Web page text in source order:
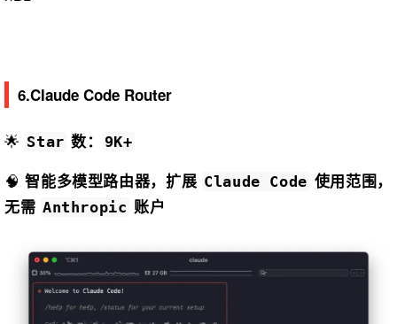
6.Claude Code Router
🌟 Star 数： 9K+
🧠智能多模型路由器，扩展 Claude Code 使用范围，
无需 Anthropic 账户